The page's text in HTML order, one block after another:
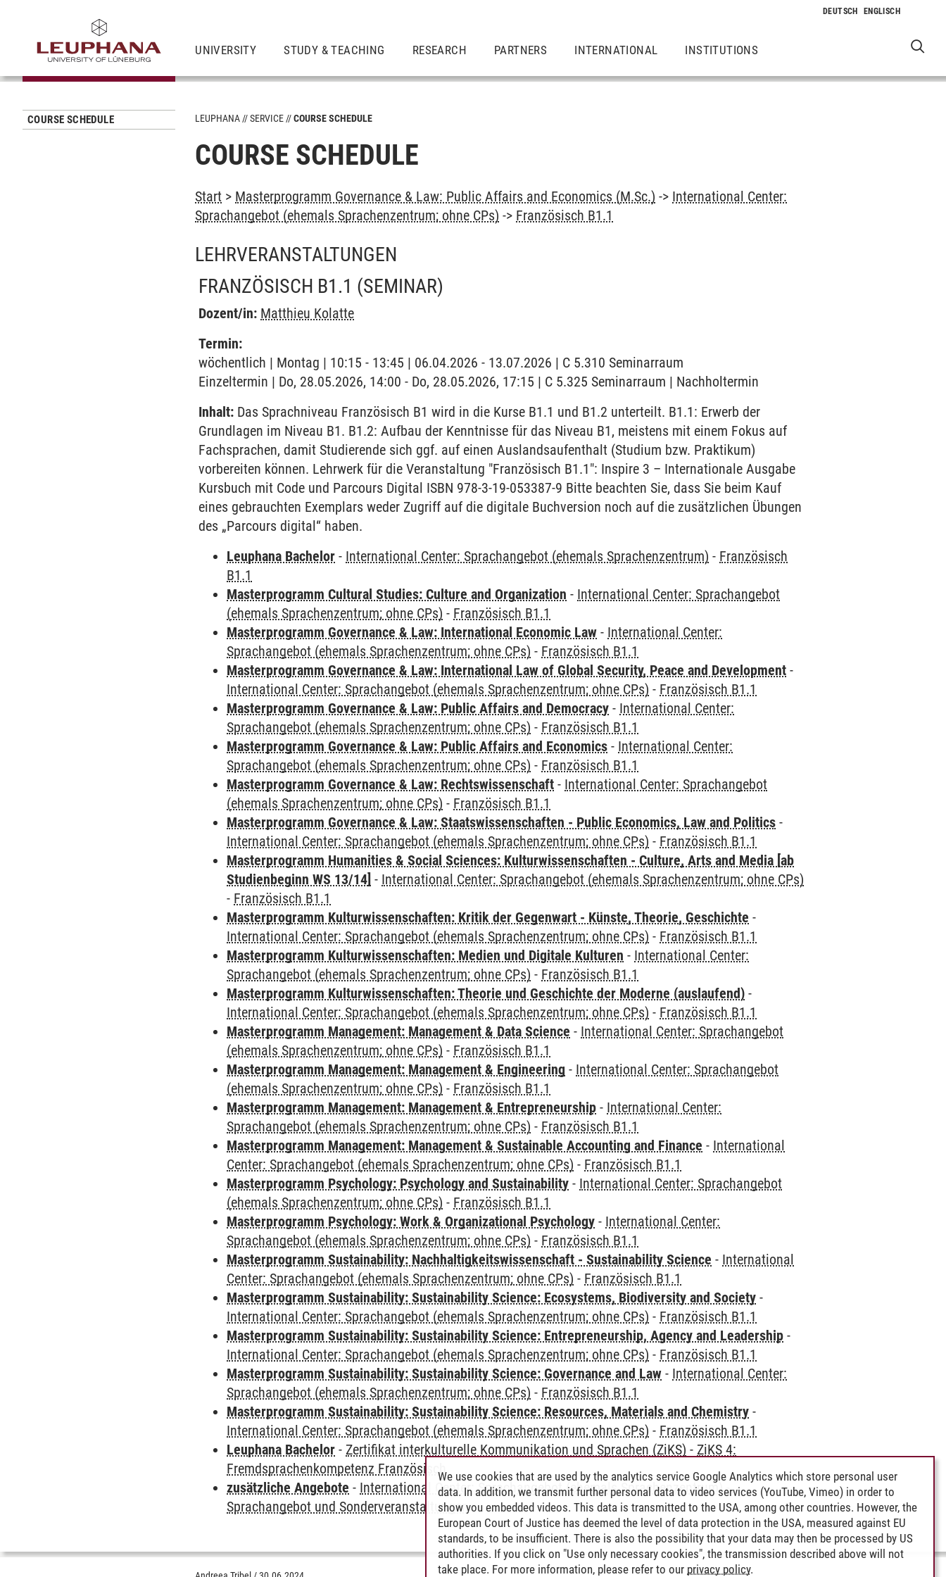
UNIVERSITY STUDY & TEACHING RESEARCH PARTNERS INTERNATIONAL INSTITUTIONS
COURSE SCHEDULE LEUPHANA SERVICE COURSE SCHEDULE
COURSE SCHEDULE
Start > Masterprogramm Governance & Law: Public Affairs and Economics (M.Sc.) -> International Center:
Sprachangebot (ehemals Sprachenzentrum; ohne CPs) -> Französisch B1.1
LEHRVERANSTALTUNGEN
FRANZÖSISCH B1.1 (SEMINAR)
Dozent/in: Matthieu Kolatte
Termin:
wöchentlich | Montag | 10:15 - 13:45 | 06.04.2026 - 13.07.2026 | C 5.310 Seminarraum
Einzeltermin | Do, 28.05.2026, 14:00 - Do, 28.05.2026, 17:15 | C 5.325 Seminarraum | Nachholtermin
Inhalt: Das Sprachniveau Französisch B1 wird in die Kurse B1.1 und B1.2 unterteilt. B1.1: Erwerb der
Grundlagen im Niveau B1. B1.2: Aufbau der Kenntnisse für das Niveau B1, meistens mit einem Fokus auf
Fachsprachen, damit Studierende sich ggf. auf einen Auslandsaufenthalt (Studium bzw. Praktikum)
vorbereiten können. Lehrwerk für die Veranstaltung "Französisch B1.1": Inspire 3 – Internationale Ausgabe
Kursbuch mit Code und Parcours Digital ISBN 978-3-19-053387-9 Bitte beachten Sie, dass Sie beim Kauf
eines gebrauchten Exemplars weder Zugriff auf die digitale Buchversion noch auf die zusätzlichen Übungen
des „Parcours digital“ haben.
Leuphana Bachelor - International Center: Sprachangebot (ehemals Sprachenzentrum) - Französisch
B1.1
Masterprogramm Cultural Studies: Culture and Organization - International Center: Sprachangebot
(ehemals Sprachenzentrum; ohne CPs) - Französisch B1.1
Masterprogramm Governance & Law: International Economic Law - International Center:
Sprachangebot (ehemals Sprachenzentrum; ohne CPs) - Französisch B1.1
Masterprogramm Governance & Law: International Law of Global Security, Peace and Development -
International Center: Sprachangebot (ehemals Sprachenzentrum; ohne CPs) - Französisch B1.1
Masterprogramm Governance & Law: Public Affairs and Democracy - International Center:
Sprachangebot (ehemals Sprachenzentrum; ohne CPs) - Französisch B1.1
Masterprogramm Governance & Law: Public Affairs and Economics - International Center:
Sprachangebot (ehemals Sprachenzentrum; ohne CPs) - Französisch B1.1
Masterprogramm Governance & Law: Rechtswissenschaft - International Center: Sprachangebot
(ehemals Sprachenzentrum; ohne CPs) - Französisch B1.1
Masterprogramm Governance & Law: Staatswissenschaften - Public Economics, Law and Politics -
International Center: Sprachangebot (ehemals Sprachenzentrum; ohne CPs) - Französisch B1.1
Masterprogramm Humanities & Social Sciences: Kulturwissenschaften - Culture, Arts and Media [ab
Studienbeginn WS 13/14] - International Center: Sprachangebot (ehemals Sprachenzentrum; ohne CPs)
- Französisch B1.1
Masterprogramm Kulturwissenschaften: Kritik der Gegenwart - Künste, Theorie, Geschichte -
International Center: Sprachangebot (ehemals Sprachenzentrum; ohne CPs) - Französisch B1.1
Masterprogramm Kulturwissenschaften: Medien und Digitale Kulturen - International Center:
Sprachangebot (ehemals Sprachenzentrum; ohne CPs) - Französisch B1.1
Masterprogramm Kulturwissenschaften: Theorie und Geschichte der Moderne (auslaufend) -
International Center: Sprachangebot (ehemals Sprachenzentrum; ohne CPs) - Französisch B1.1
Masterprogramm Management: Management & Data Science - International Center: Sprachangebot
(ehemals Sprachenzentrum; ohne CPs) - Französisch B1.1
Masterprogramm Management: Management & Engineering - International Center: Sprachangebot
(ehemals Sprachenzentrum; ohne CPs) - Französisch B1.1
Masterprogramm Management: Management & Entrepreneurship - International Center:
Sprachangebot (ehemals Sprachenzentrum; ohne CPs) - Französisch B1.1
Masterprogramm Management: Management & Sustainable Accounting and Finance - International
Center: Sprachangebot (ehemals Sprachenzentrum; ohne CPs) - Französisch B1.1
Masterprogramm Psychology: Psychology and Sustainability - International Center: Sprachangebot
(ehemals Sprachenzentrum; ohne CPs) - Französisch B1.1
Masterprogramm Psychology: Work & Organizational Psychology - International Center:
Sprachangebot (ehemals Sprachenzentrum; ohne CPs) - Französisch B1.1
Masterprogramm Sustainability: Nachhaltigkeitswissenschaft - Sustainability Science - International
Center: Sprachangebot (ehemals Sprachenzentrum; ohne CPs) - Französisch B1.1
Masterprogramm Sustainability: Sustainability Science: Ecosystems, Biodiversity and Society -
International Center: Sprachangebot (ehemals Sprachenzentrum; ohne CPs) - Französisch B1.1
Masterprogramm Sustainability: Sustainability Science: Entrepreneurship, Agency and Leadership -
International Center: Sprachangebot (ehemals Sprachenzentrum; ohne CPs) - Französisch B1.1
Masterprogramm Sustainability: Sustainability Science: Governance and Law - International Center:
Sprachangebot (ehemals Sprachenzentrum; ohne CPs) - Französisch B1.1
Masterprogramm Sustainability: Sustainability Science: Resources, Materials and Chemistry -
International Center: Sprachangebot (ehemals Sprachenzentrum; ohne CPs) - Französisch B1.1
Leuphana Bachelor - Zertifikat interkulturelle Kommunikation und Sprachen (ZiKS) - ZiKS 4:
Fremdsprachenkompetenz Französisch
zusätzliche Angebote - International Center: Sprachangebot (ehemals Sprachenzentrum)-
Sprachangebot und Sonderveranstaltungen
We use cookies that are used by the analytics service Google Analytics which store personal user
data. In addition, we transmit further personal data to video services (YouTube, Vimeo) in order to
show you embedded videos. This data is transmitted to the USA, among other countries. However, the
European Court of Justice has deemed the level of data protection in the USA, measured against EU
standards, to be insufficient. There is also the possibility that your data may then be processed by US
authorities. If you click on "Use only necessary cookies", the transmission described above will not
take place. For more information, please refer to our privacy policy.